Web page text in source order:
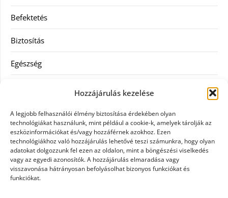
Hozzájárulás kezelése
A legjobb felhasználói élmény biztosítása érdekében olyan
technológiákat használunk, mint például a cookie-k, amelyek tárolják az
eszközinformációkat és/vagy hozzáférnek azokhoz. Ezen
technológiákhoz való hozzájárulás lehetővé teszi számunkra, hogy olyan
adatokat dolgozzunk fel ezen az oldalon, mint a böngészési viselkedés
vagy az egyedi azonosítók. A hozzájárulás elmaradása vagy
visszavonása hátrányosan befolyásolhat bizonyos funkciókat és
funkciókat.
Befektetés
Biztosítás
Egészség
Ingatlan
Művészetek és szórakozás
Múzeumok
Szolgáltatás